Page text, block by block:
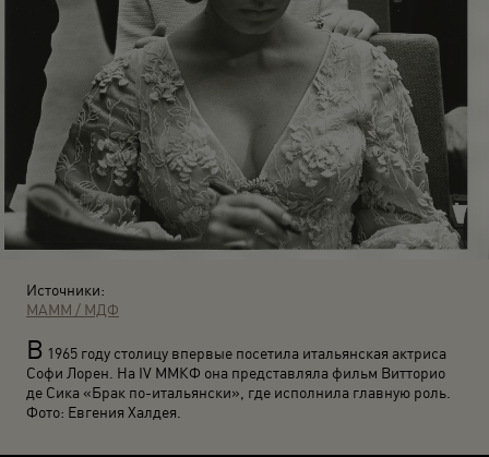
Источники:
МАММ / МДФ
В 1965 году столицу впервые посетила итальянская актриса
Софи Лорен. На IV ММКФ она представляла фильм Витторио
де Сика «Брак по-итальянски», где исполнила главную роль.
Фото: Евгения Халдея.